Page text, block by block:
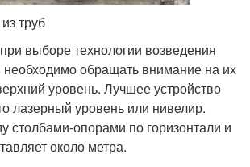
труб
выборе технологии возведения
обращать внимание на их
уровень. Лучшее устройство
лазерный уровень или нивелир.
столбами-опорами по горизонтали и
около метра.